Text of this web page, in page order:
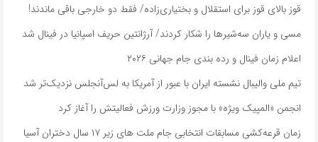
قوز بالای قوز برای استقلال و بختیاری‌زاده/ فقط دو خارجی باقی ماندند!
مسی و یاران سه‌شیرها را شکار کردند/ آرژانتین حریف اسپانیا در فینال شد
اعلام زمان فینال و رده بندی جام جهانی ۲۰۲۶
تیم ملی والیبال نشسته ایران با عبور از آمریکا به لس‌آنجلس نزدیک‌تر شد
انجمن «المپیک ویژه» با مجوز وزارت ورزش فعالیتش را آغاز کرد
زمان قرعه‌کشی مسابقات انتخابی جام ملت های زیر ۱۷ سال دختران آسیا